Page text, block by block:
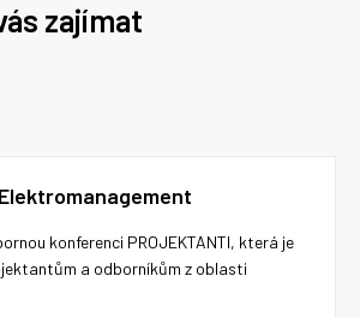
zajímat
konferenci PROJEKTANTI, která je
a odborníkům z oblasti